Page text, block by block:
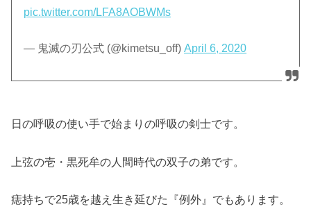
pic.twitter.com/LFA8AOBWMs
— 鬼滅の刃公式 (@kimetsu_off)April 6, 2020
日の呼吸の使い手で始まりの呼吸の剣士です。
上弦の壱・黒死牟の人間時代の双子の弟です。
痣持ちで25歳を越え生き延びた『例外』でもあります。